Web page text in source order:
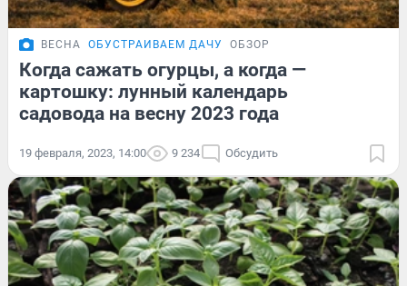
ВЕСНА ОБУСТРАИВАЕМ ДАЧУ ОБЗОР
Когда сажать огурцы, а когда —
картошку: лунный календарь
садовода на весну 2023 года
19 февраля, 2023, 14:00 9 234 Обсудить